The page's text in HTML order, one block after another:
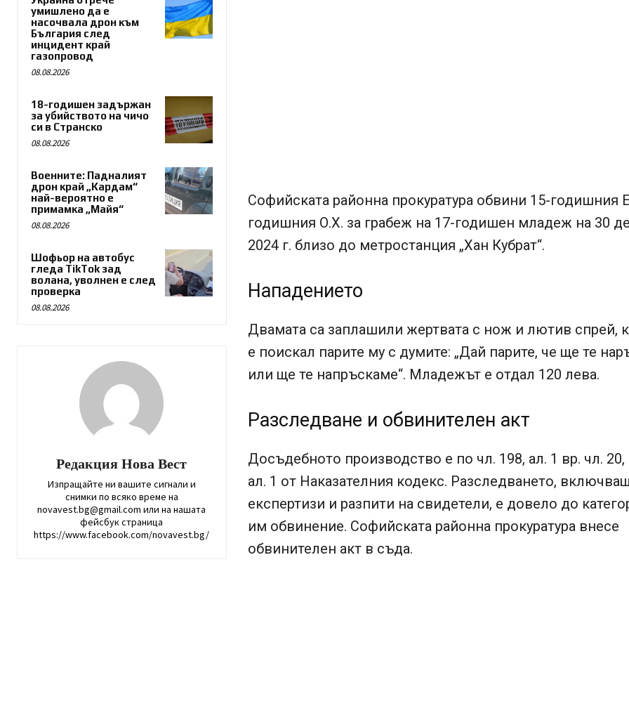
умишлено да е
насочвала дрон към
България след
инцидент край
газопровод
08.08.2026
18-годишен задържан
за убийството на чичо
си в Странско
08.08.2026
Военните: Падналият
дрон край „Кардам“
най-вероятно е
примамка „Майя“
08.08.2026
Шофьор на автобус
гледа TikTok зад
волана, уволнен е след
проверка
08.08.2026
Редакция Нова Вест
Изпращайте ни вашите сигнали и
снимки по всяко време на
novavest.bg@gmail.com или на нашата
фейсбук страница
https://www.facebook.com/novavest.bg/
Софийската районна прокуратура обвини 15-годишния
годишния О.Х. за грабеж на 17-годишен младеж на 30
2024 г. близо до метростанция „Хан Кубрат“.
Нападението
Двамата са заплашили жертвата с нож и лютив спрей,
е поискал парите му с думите: „Дай парите, че ще те
или ще те напръскаме“. Младежът е отдал 120 лева.
Разследване и обвинителен акт
Досъдебното производство е по чл. 198, ал. 1 вр. чл. 20,
ал. 1 от Наказателния кодекс. Разследването,
експертизи и разпити на свидетели, е довело до
им обвинение. Софийската районна прокуратура внесе
обвинителен акт в съда.